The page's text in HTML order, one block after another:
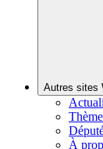
Autres sites
À